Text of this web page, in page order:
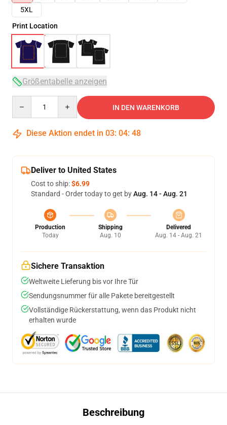
5XL
Print Location
Größentabelle anzeigen
IN DEN WARENKORB
Diese Aktion endet in 03: 04: 47
Deliver to United States
Cost to ship:$6.99
Standard - Order today to get byAug. 14 - Aug. 21
Production
Today
Shipping
Aug. 10
Delivered
Aug. 14 - Aug. 21
Sichere Transaktion
Weltweite Lieferung bis vor Ihre Tür
Sendungsnummer für alle Pakete bereitgestellt
Vollständige Rückerstattung, wenn das Produkt nicht
erhalten wurde
Beschreibung